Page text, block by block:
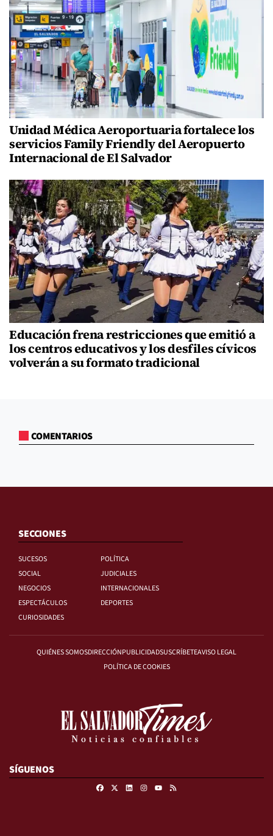
Unidad Médica Aeroportuaria fortalece los
servicios Family Friendly del Aeropuerto
Internacional de El Salvador
Educación frena restricciones que emitió a
los centros educativos y los desfiles cívicos
volverán a su formato tradicional
COMENTARIOS
SECCIONES
SUCESOS
POLÍTICA
SOCIAL
JUDICIALES
NEGOCIOS
INTERNACIONALES
ESPECTÁCULOS
DEPORTES
CURIOSIDADES
QUIÉNES SOMOSDIRECCIÓNPUBLICIDADSUSCRÍBETEAVISO LEGAL
POLÍTICA DE COOKIES
SÍGUENOS
FacebookLinkedinInstagram